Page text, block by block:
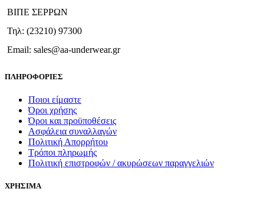
ΒΙΠΕ ΣΕΡΡΩΝ
Τηλ: (23210) 97300
Email: sales@aa-underwear.gr
ΠΛΗΡΟΦΟΡΙΕΣ
Ποιοι είμαστε
Όροι χρήσης
Όροι και προϋποθέσεις
Ασφάλεια συναλλαγών
Πολιτική Απορρήτου
Τρόποι πληρωμής
Πολιτική επιστροφών / ακυρώσεων παραγγελιών
ΧΡΗΣΙΜΑ